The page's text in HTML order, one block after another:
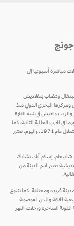
أسبوعيا إلى
وهضاب بنغلاديش
البحري الدولي منذ
والخيش في شبه القارة
الحرب العالمية الثانية. كما
شهدت المدينة أيضاً إعلان استقلال بنجلاديش عن باكستان في حرب الاستقلال عام 1971. واليوم، تعتبر
إسلام آباد، تشاتالا،
الحكومة البنغلاديشية تغيير اسم المدينة من
فريدة ومختلفة. كما تتنوع
الخلابة والمدن الفوضوية
الساحرة ورحلات النهر